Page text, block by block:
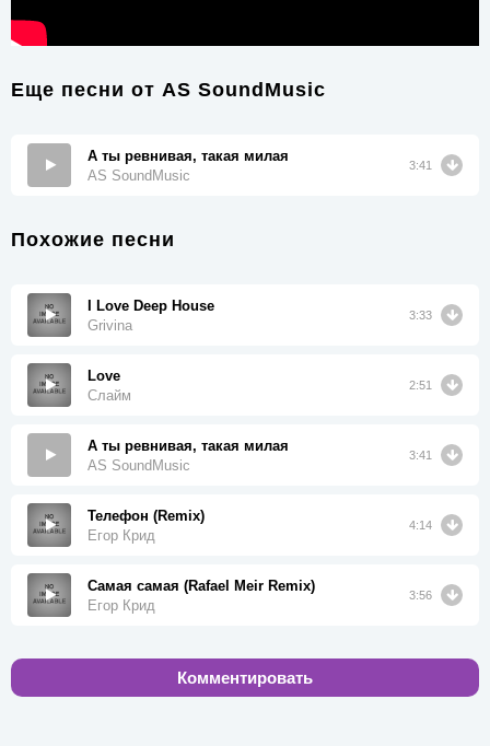
Еще песни от AS SoundMusic
А ты ревнивая, такая милая
AS SoundMusic
3:41
Похожие песни
I Love Deep House
Grivina
3:33
Love
Слайм
2:51
А ты ревнивая, такая милая
AS SoundMusic
3:41
Телефон (Remix)
Егор Крид
4:14
Самая самая (Rafael Meir Remix)
Егор Крид
3:56
Комментировать